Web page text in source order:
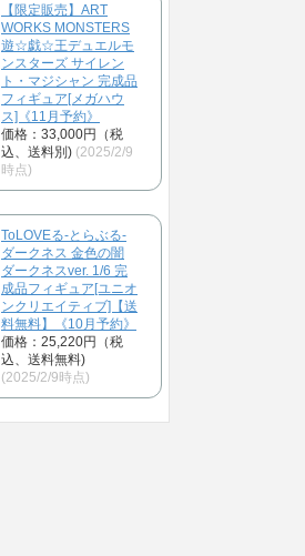
【限定販売】ART
WORKS MONSTERS
遊☆戯☆王デュエルモ
ンスターズ サイレン
ト・マジシャン 完成品
フィギュア[メガハウ
ス]《11月予約》
価格：33,000円（税
込、送料別) (2025/2/9
時点)
ToLOVEる-とらぶる-
ダークネス 金色の闇
ダークネスver. 1/6 完
成品フィギュア[ユニオ
ンクリエイティブ]【送
料無料】《10月予約》
価格：25,220円（税
込、送料無料)
(2025/2/9時点)